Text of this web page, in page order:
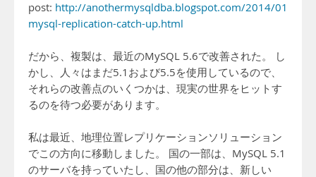
post: http://anothermysqldba.blogspot.com/2014/01/can-
mysql-replication-catch-up.html
だから、複製は、最近のMySQL 5.6で改善された。 し
かし、人々はまだ5.1および5.5を使用しているので、
それらの改善点のいくつかは、現実の世界をヒットす
るのを待つ必要があります。
私は最近、地理位置レプリケーションソリューション
でこの方向に移動しました。 国の一部は、MySQL 5.1
のサーバを持っていたし、国の他の部分は、新しい